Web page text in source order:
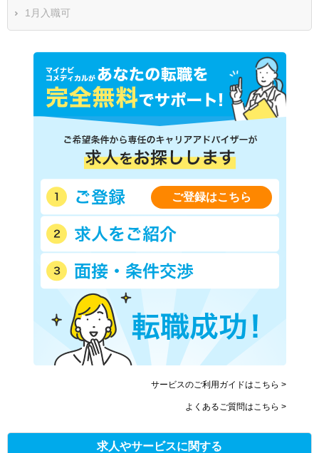
1月入職可
ご登録はこちら
サービスのご利用ガイドはこちら >
よくあるご質問はこちら >
求人やサービスに関する